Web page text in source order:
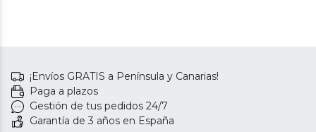
¡Envíos GRATIS a Península y Canarias!
Paga a plazos
Gestión de tus pedidos 24/7
Garantía de 3 años en España